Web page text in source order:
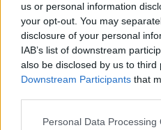
us or personal information
your opt-out. You may
disclosure of your personal
IAB’s list of downstream
also be disclosed by us to third
Downstream Participants that
Personal Data Processing